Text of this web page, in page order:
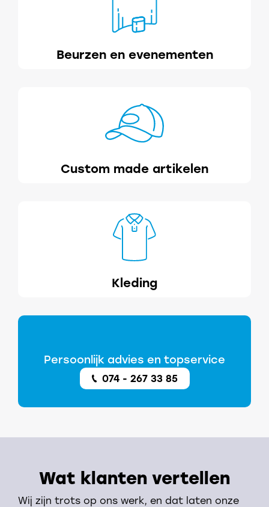
Beurzen en evenementen
Custom made artikelen
Kleding
Persoonlijk advies en topservice
074 - 267 33 85
Wat klanten vertellen
Wij zijn trots op ons werk, en dat laten onze